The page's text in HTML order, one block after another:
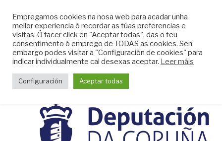
content
CLUB DO MAR DE
MUGARDOS
Web do Club do Mar de Mugardos
Empregamos cookies na nosa web para acadar unha
mellor experiencia ó recordar as túas preferencias e
visitas. Ó facer click en "Aceptar todas", das o teu
consentimento ó emprego de TODAS as cookies. Sen
embargo podes visitar a "Configuración de cookies" para
indicar individualmente cal desexas aceptar. Leer máis
Configuración Aceptar todas